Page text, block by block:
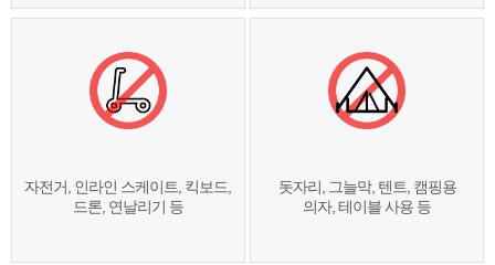
자전거, 인라인 스케이트, 킥보드,
드론, 연날리기 등
돗자리, 그늘막, 텐트, 캠핑용
의자, 테이블 사용 등